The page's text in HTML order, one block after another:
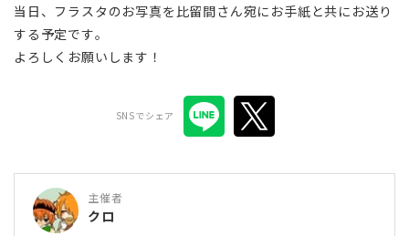
当日、フラスタのお写真を比留間さん宛にお手紙と共にお送り
する予定です。
よろしくお願いします！
SNSでシェア
主催者
クロ